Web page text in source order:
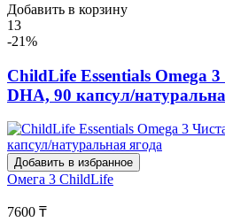
Добавить в корзину
13
-21%
ChildLife Essentials Omega
DHA, 90 капсул/
Добавить в избранное
Омега 3 ChildLife
7600 ₸